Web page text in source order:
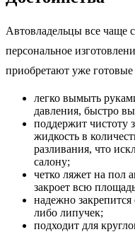
Автовладельцы все чаще
персональное
приобретают уже
легко вымыть
давления, быстро
поддержит чистоту
жидкость в
разливания, что
салону;
четко ляжет на пол
закроет всю
надежно
либо липучек;
подходит для